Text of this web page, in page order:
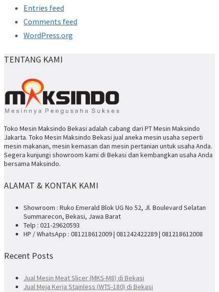
Entries feed
Comments feed
WordPress.org
TENTANG KAMI
Toko Mesin Maksindo Bekasi adalah cabang dari PT Mesin Maksindo
Jakarta. Toko Mesin Maksindo Bekasi jual aneka mesin usaha seperti
mesin makanan, mesin kemasan dan mesin pertanian untuk usaha Anda.
Segera kunjungi showroom kami di Bekasi dan kembangkan usaha Anda
bersama Maksindo.
ALAMAT & KONTAK KAMI
Showroom : Ruko Emerald Blok UG No 52, Jl. Boulevard Selatan
Summarecon, Bekasi, Jawa Barat
Telp : 021-29620593
HP / WhatsApp : 081218612009 | 081242422289 | 081218612008
Recent Posts
Jual Mesin Meat Slicer (MKS-M8) di Bekasi
Jual Meja Kerja Stainless (WTS-180) di Bekasi